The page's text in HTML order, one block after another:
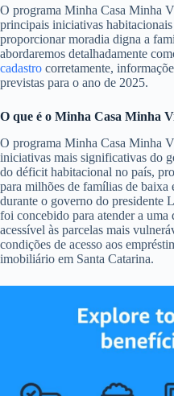
O programa Minha Casa Minha
principais iniciativas
proporcionar moradia digna a
abordaremos detalhadamente
cadastro corretamente,
previstas para o ano de 2025.
O que é o Minha Casa Minha
O programa Minha Casa Minha
iniciativas mais significativas do
do déficit habitacional no país,
para milhões de famílias de
durante o governo do presidente
foi concebido para atender a uma
acessível às parcelas mais
condições de acesso aos
imobiliário em Santa Catarina.